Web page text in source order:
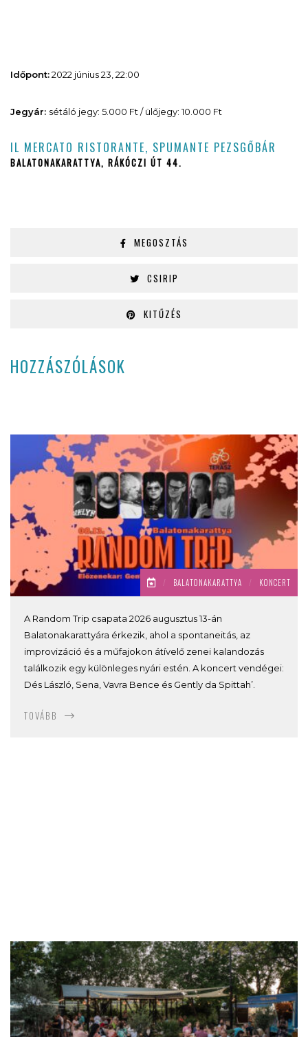
Időpont:2022 június 23, 22:00
Jegyár: sétáló jegy: 5.000 Ft / ülőjegy: 10.000 Ft
IL MERCATO RISTORANTE, SPUMANTE PEZSGŐBÁR
BALATONAKARATTYA, RÁKÓCZI ÚT 44.
MEGOSZTÁS
CSIRIP
KITŰZÉS
HOZZÁSZÓLÁSOK
/ BALATONAKARATTYA / KONCERT
A Random Trip csapata 2026 augusztus 13-án
Balatonakarattyára érkezik, ahol a spontaneitás, az
improvizáció és a műfajokon átívelő zenei kalandozás
találkozik egy különleges nyári estén. A koncert vendégei:
Dés László, Sena, Vavra Bence és Gently da Spittah’.
TOVÁBB